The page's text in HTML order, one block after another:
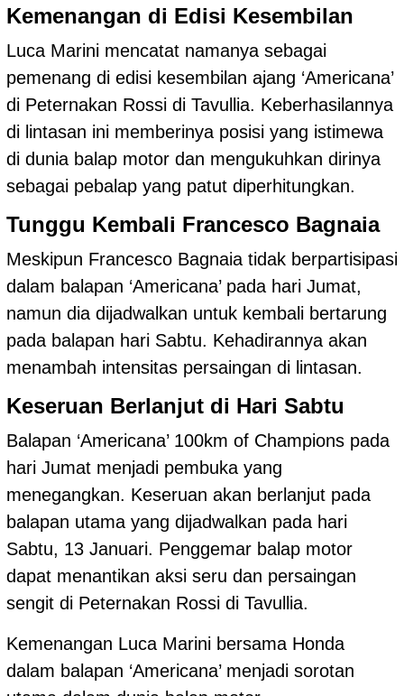
Kemenangan di Edisi Kesembilan
Luca Marini mencatat namanya sebagai
pemenang di edisi kesembilan ajang ‘Americana’
di Peternakan Rossi di Tavullia. Keberhasilannya
di lintasan ini memberinya posisi yang istimewa
di dunia balap motor dan mengukuhkan dirinya
sebagai pebalap yang patut diperhitungkan.
Tunggu Kembali Francesco Bagnaia
Meskipun Francesco Bagnaia tidak berpartisipasi
dalam balapan ‘Americana’ pada hari Jumat,
namun dia dijadwalkan untuk kembali bertarung
pada balapan hari Sabtu. Kehadirannya akan
menambah intensitas persaingan di lintasan.
Keseruan Berlanjut di Hari Sabtu
Balapan ‘Americana’ 100km of Champions pada
hari Jumat menjadi pembuka yang
menegangkan. Keseruan akan berlanjut pada
balapan utama yang dijadwalkan pada hari
Sabtu, 13 Januari. Penggemar balap motor
dapat menantikan aksi seru dan persaingan
sengit di Peternakan Rossi di Tavullia.
Kemenangan Luca Marini bersama Honda
dalam balapan ‘Americana’ menjadi sorotan